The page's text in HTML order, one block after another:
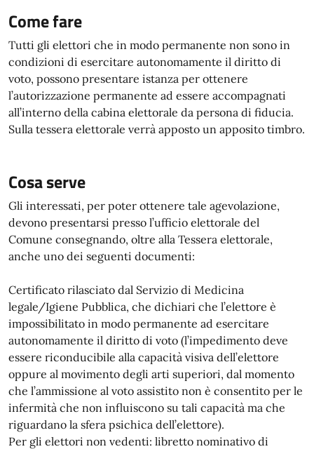
Come fare
Tutti gli elettori che in modo permanente non sono in
condizioni di esercitare autonomamente il diritto di
voto, possono presentare istanza per ottenere
l’autorizzazione permanente ad essere accompagnati
all’interno della cabina elettorale da persona di fiducia.
Sulla tessera elettorale verrà apposto un apposito timbro.
Cosa serve
Gli interessati, per poter ottenere tale agevolazione,
devono presentarsi presso l’ufficio elettorale del
Comune consegnando, oltre alla Tessera elettorale,
anche uno dei seguenti documenti:
Certificato rilasciato dal Servizio di Medicina
legale/Igiene Pubblica, che dichiari che l’elettore è
impossibilitato in modo permanente ad esercitare
autonomamente il diritto di voto (l’impedimento deve
essere riconducibile alla capacità visiva dell’elettore
oppure al movimento degli arti superiori, dal momento
che l’ammissione al voto assistito non è consentito per le
infermità che non influiscono su tali capacità ma che
riguardano la sfera psichica dell’elettore).
Per gli elettori non vedenti: libretto nominativo di